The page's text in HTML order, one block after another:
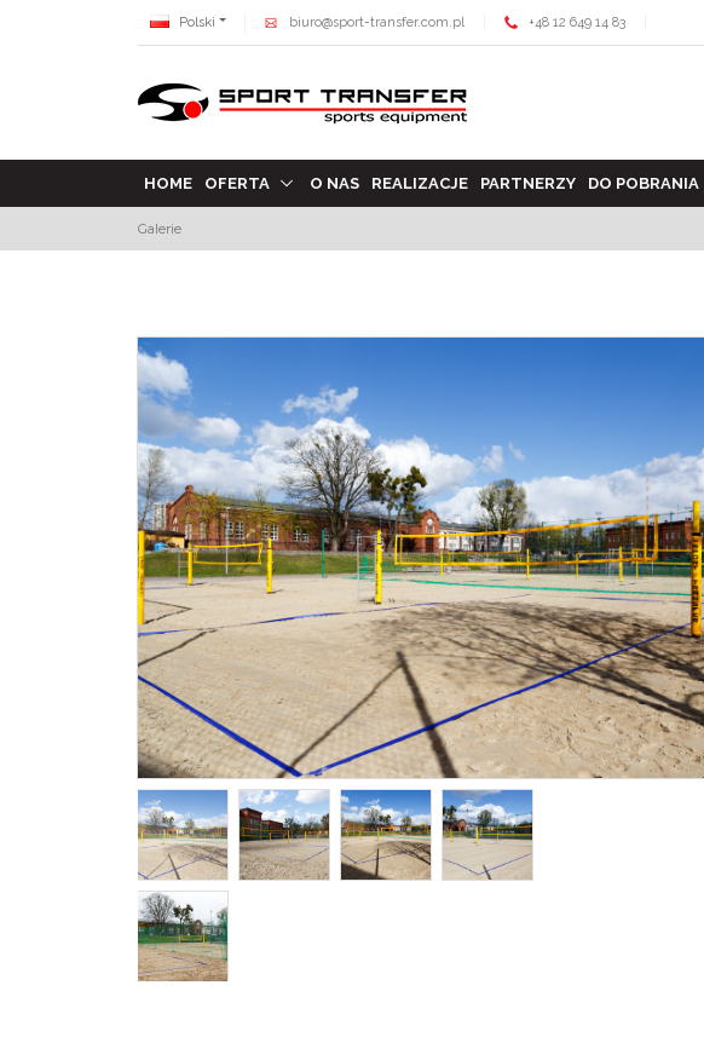
Polski biuro@sport-transfer.com.pl +48 12 649 14 83
HOME OFERTA O NAS REALIZACJE PARTNERZY DO POBRANIA
Galerie